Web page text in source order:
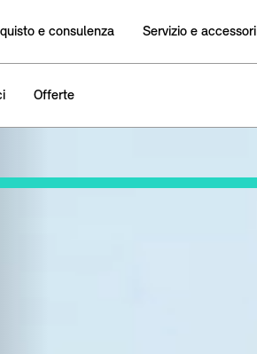
e consulenza Servizio e accessori
Offerte